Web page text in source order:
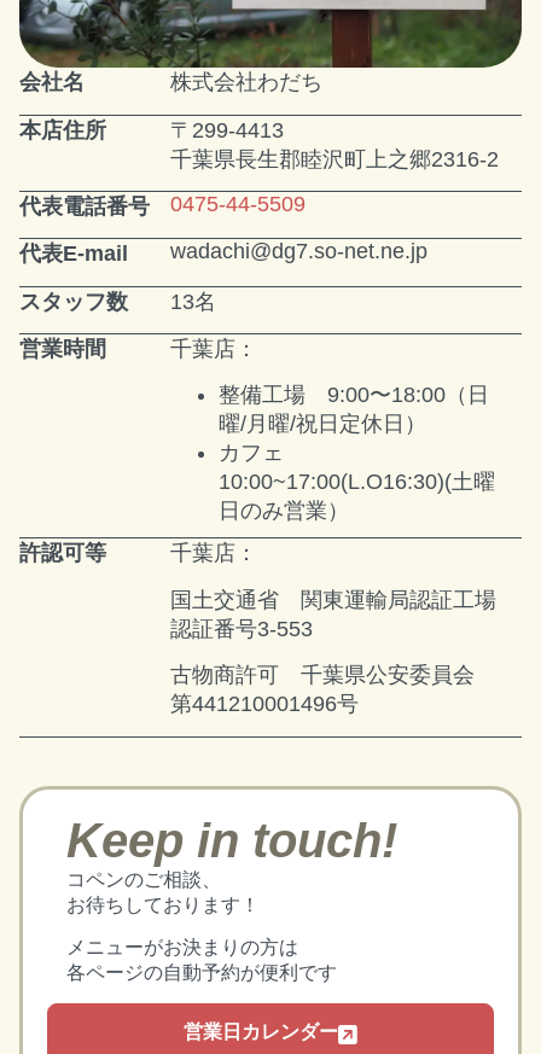
会社名
株式会社わだち
本店住所
〒299-4413
千葉県長生郡睦沢町上之郷2316-2
代表電話番号
0475-44-5509
代表E-mail wadachi@dg7.so-net.ne.jp
スタッフ数
13名
営業時間
千葉店：
整備工場 9:00〜18:00（日
曜/月曜/祝日定休日）
カフェ
10:00~17:00(L.O16:30)(土曜
日のみ営業）
許認可等
千葉店：
国土交通省 関東運輸局認証工場
認証番号3-553
古物商許可 千葉県公安委員会
第441210001496号
Keep in touch!
コペンのご相談、
お待ちしております！
メニューがお決まりの方は
各ページの自動予約が便利です
営業日カレンダー